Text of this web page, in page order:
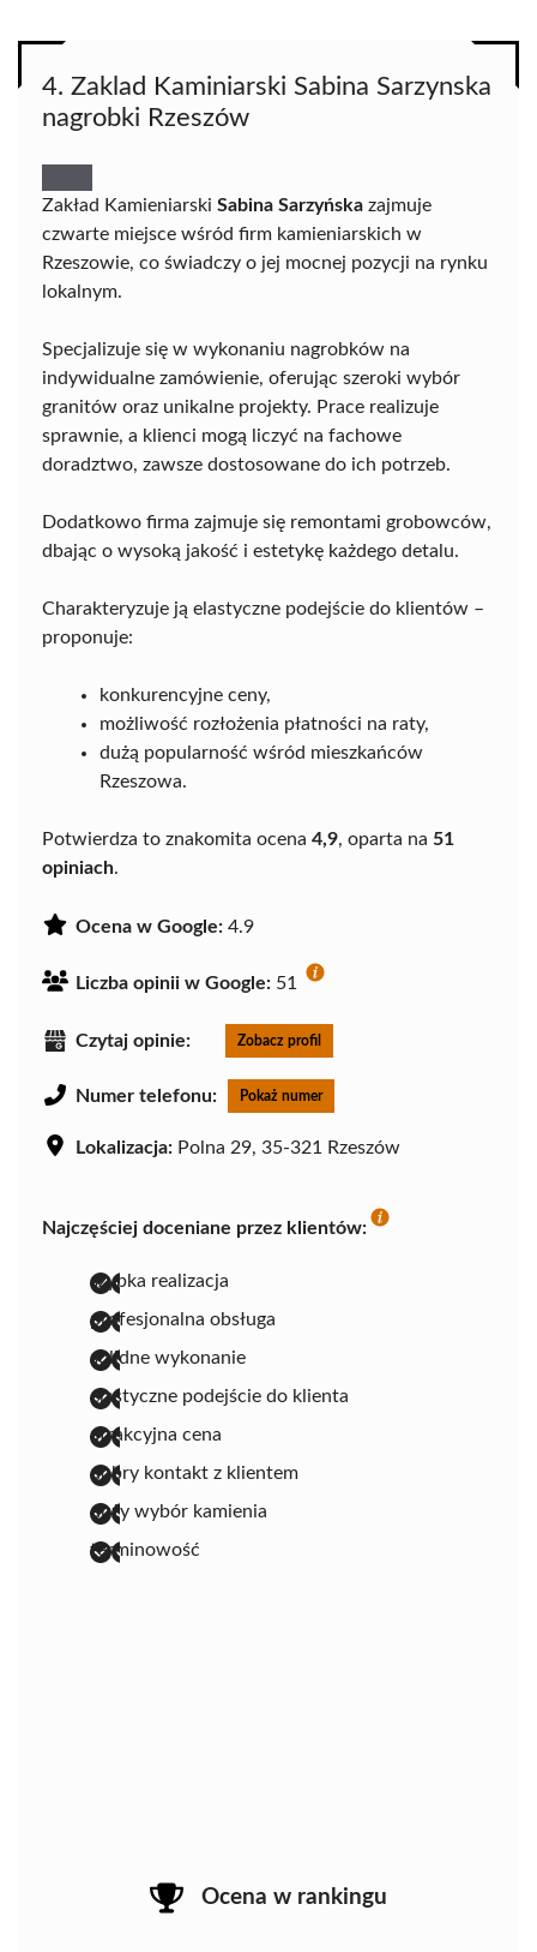
4. Zaklad Kaminiarski Sabina Sarzynska
nagrobki Rzeszów
Zakład Kamieniarski Sabina Sarzyńska zajmuje
czwarte miejsce wśród firm kamieniarskich w
Rzeszowie, co świadczy o jej mocnej pozycji na rynku
lokalnym.
Specjalizuje się w wykonaniu nagrobków na
indywidualne zamówienie, oferując szeroki wybór
granitów oraz unikalne projekty. Prace realizuje
sprawnie, a klienci mogą liczyć na fachowe
doradztwo, zawsze dostosowane do ich potrzeb.
Dodatkowo firma zajmuje się remontami grobowców,
dbając o wysoką jakość i estetykę każdego detalu.
Charakteryzuje ją elastyczne podejście do klientów –
proponuje:
konkurencyjne ceny,
możliwość rozłożenia płatności na raty,
dużą popularność wśród mieszkańców
Rzeszowa.
Potwierdza to znakomita ocena 4,9, oparta na 51
opiniach.
Ocena w Google: 4.9
Liczba opinii w Google: 51
Czytaj opinie: Zobacz profil
Numer telefonu: Pokaż numer
Lokalizacja: Polna 29, 35-321 Rzeszów
Najczęściej doceniane przez klientów:
szybka realizacja
profesjonalna obsługa
solidne wykonanie
elastyczne podejście do klienta
atrakcyjna cena
dobry kontakt z klientem
duży wybór kamienia
terminowość
Ocena w rankingu